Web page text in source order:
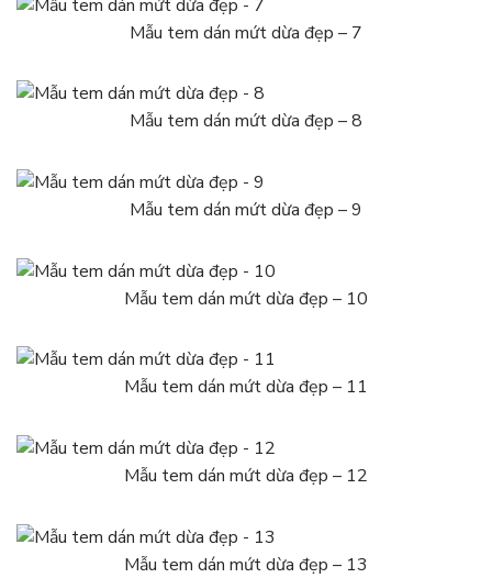
Mẫu tem dán mứt dừa đẹp – 7
Mẫu tem dán mứt dừa đẹp – 8
Mẫu tem dán mứt dừa đẹp – 9
Mẫu tem dán mứt dừa đẹp – 10
Mẫu tem dán mứt dừa đẹp – 11
Mẫu tem dán mứt dừa đẹp – 12
Mẫu tem dán mứt dừa đẹp – 13